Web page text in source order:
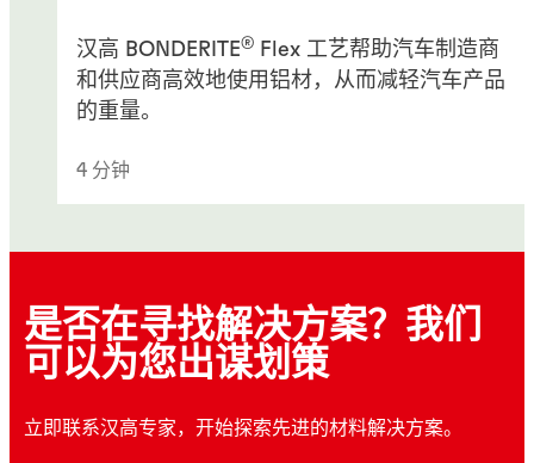
汉高 BONDERITE®
Flex 工艺帮助汽车制造商
和供应商高效地使用铝材，从而减轻汽车产品
的重量。
4 分钟
是否在寻找解决方案？我们
可以为您出谋划策
立即联系汉高专家，开始探索先进的材料解决方案。